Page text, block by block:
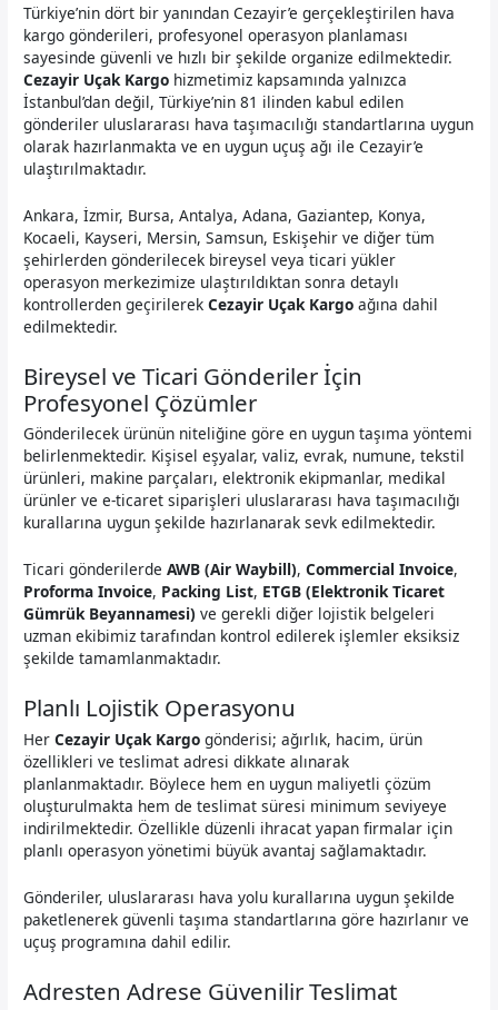
Türkiye’nin dört bir yanından Cezayir’e gerçekleştirilen hava
kargo gönderileri, profesyonel operasyon planlaması
sayesinde güvenli ve hızlı bir şekilde organize edilmektedir.
Cezayir Uçak Kargo hizmetimiz kapsamında yalnızca
İstanbul’dan değil, Türkiye’nin 81 ilinden kabul edilen
gönderiler uluslararası hava taşımacılığı standartlarına uygun
olarak hazırlanmakta ve en uygun uçuş ağı ile Cezayir’e
ulaştırılmaktadır.
Ankara, İzmir, Bursa, Antalya, Adana, Gaziantep, Konya,
Kocaeli, Kayseri, Mersin, Samsun, Eskişehir ve diğer tüm
şehirlerden gönderilecek bireysel veya ticari yükler
operasyon merkezimize ulaştırıldıktan sonra detaylı
kontrollerden geçirilerekCezayir Uçak Kargo ağına dahil
edilmektedir.
Bireysel ve Ticari Gönderiler İçin
Profesyonel Çözümler
Gönderilecek ürünün niteliğine göre en uygun taşıma yöntemi
belirlenmektedir. Kişisel eşyalar, valiz, evrak, numune, tekstil
ürünleri, makine parçaları, elektronik ekipmanlar, medikal
ürünler ve e-ticaret siparişleri uluslararası hava taşımacılığı
kurallarına uygun şekilde hazırlanarak sevk edilmektedir.
Ticari gönderilerdeAWB (Air Waybill),Commercial Invoice,
Proforma Invoice, Packing List, ETGB (Elektronik Ticaret
Gümrük Beyannamesi) ve gerekli diğer lojistik belgeleri
uzman ekibimiz tarafından kontrol edilerek işlemler eksiksiz
şekilde tamamlanmaktadır.
Planlı Lojistik Operasyonu
HerCezayir Uçak Kargo gönderisi; ağırlık, hacim, ürün
özellikleri ve teslimat adresi dikkate alınarak
planlanmaktadır. Böylece hem en uygun maliyetli çözüm
oluşturulmakta hem de teslimat süresi minimum seviyeye
indirilmektedir. Özellikle düzenli ihracat yapan firmalar için
planlı operasyon yönetimi büyük avantaj sağlamaktadır.
Gönderiler, uluslararası hava yolu kurallarına uygun şekilde
paketlenerek güvenli taşıma standartlarına göre hazırlanır ve
uçuş programına dahil edilir.
Adresten Adrese Güvenilir Teslimat